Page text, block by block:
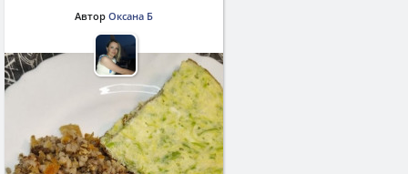
Автор Оксана Б